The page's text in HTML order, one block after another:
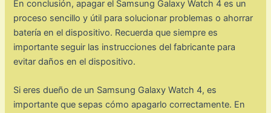
En conclusión, apagar el Samsung Galaxy Watch 4 es un
proceso sencillo y útil para solucionar problemas o ahorrar
batería en el dispositivo. Recuerda que siempre es
importante seguir las instrucciones del fabricante para
evitar daños en el dispositivo.
Si eres dueño de un Samsung Galaxy Watch 4, es
importante que sepas cómo apagarlo correctamente. En